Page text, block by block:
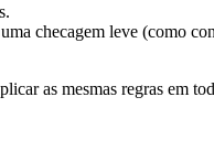
checagem leve (como
as mesmas regras em